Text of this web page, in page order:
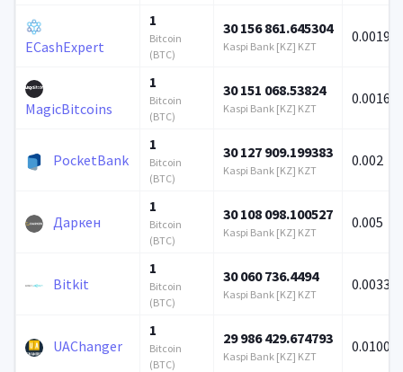
ECashExpert
1
Bitcoin
(BTC)
30 156 861.645304
Kaspi Bank [KZ] KZT
0.00199
MagicBitcoins
1
Bitcoin
(BTC)
30 151 068.53824
Kaspi Bank [KZ] KZT
PocketBank
1
Bitcoin
(BTC)
30 127 909.199383
Kaspi Bank [KZ] KZT
0.002
Даркен
1
Bitcoin
(BTC)
30 108 098.100527
Kaspi Bank [KZ] KZT
0.005
Bitkit
1
Bitcoin
(BTC)
30 060 736.4494
Kaspi Bank [KZ] KZT
UAChanger
1
Bitcoin
(BTC)
29 986 429.674793
Kaspi Bank [KZ] KZT